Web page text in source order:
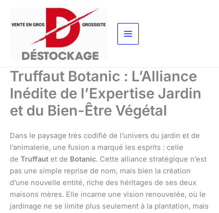
contenu
Truffaut Botanic : L’Alliance
Inédite de l’Expertise Jardin
et du Bien-Être Végétal
Dans le paysage très codifié de l’univers du jardin et de
l’animalerie, une fusion a marqué les esprits : celle
de Truffaut et de Botanic. Cette alliance stratégique n’est
pas une simple reprise de nom, mais bien la création
d’une nouvelle entité, riche des héritages de ses deux
maisons mères. Elle incarne une vision renouvelée, où le
jardinage ne se limite plus seulement à la plantation, mais